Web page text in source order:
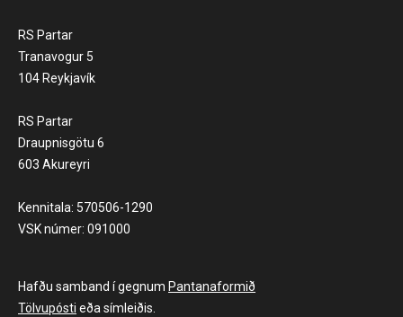
RS Partar
Tranavogur 5
104 Reykjavík
RS Partar
Draupnisgötu 6
603 Akureyri
Kennitala: 570506-1290
VSK númer: 091000
Hafðu samband í gegnum Pantanaformið
Tölvupósti eða símleiðis.